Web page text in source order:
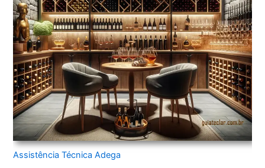
Assistência Técnica Adega